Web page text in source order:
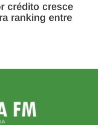
crédito cresce
ranking entre